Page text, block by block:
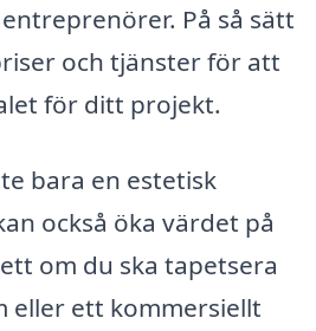
På så sätt
och tjänster för att
för ditt projekt.
bara en estetisk
också öka värdet på
om du ska tapetsera
eller ett kommersiellt